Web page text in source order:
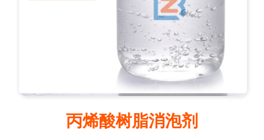
丙烯酸树脂消泡剂